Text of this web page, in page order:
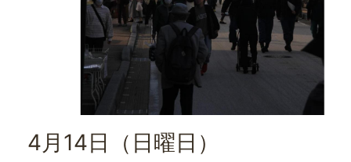
4月14日（日曜日）